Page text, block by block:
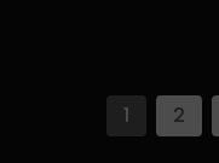
1 2